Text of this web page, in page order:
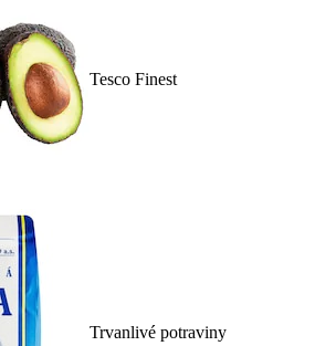
Tesco Finest
Trvanlivé potraviny